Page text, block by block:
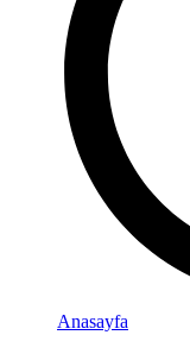
Anasayfa